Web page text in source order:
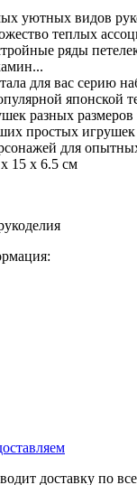
уютных видов
теплых
ряды
для вас серию
японской
разных
простых
для
15 x 6.5 см
доставку по